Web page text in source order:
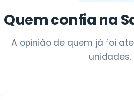
Quem confia na
A opinião de quem já foi
unidades.